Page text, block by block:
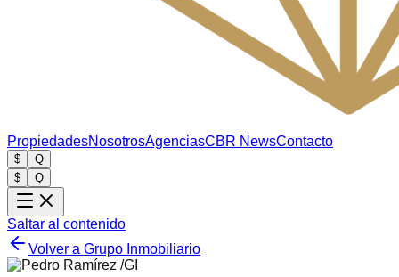
PropiedadesNosotrosAgenciasCBR NewsContacto
$
Q
$
Q
Saltar al contenido
Volver a Grupo Inmobiliario